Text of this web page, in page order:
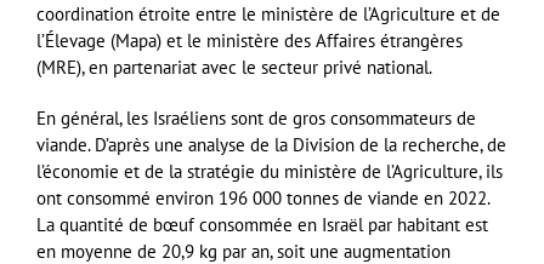
coordination étroite entre le ministère de l’Agriculture et de
l’Élevage (Mapa) et le ministère des Affaires étrangères
(MRE), en partenariat avec le secteur privé national.
En général, les Israéliens sont de gros consommateurs de
viande. D’après une analyse de la Division de la recherche, de
l’économie et de la stratégie du ministère de l’Agriculture, ils
ont consommé environ 196 000 tonnes de viande en 2022.
La quantité de bœuf consommée en Israël par habitant est
en moyenne de 20,9 kg par an, soit une augmentation